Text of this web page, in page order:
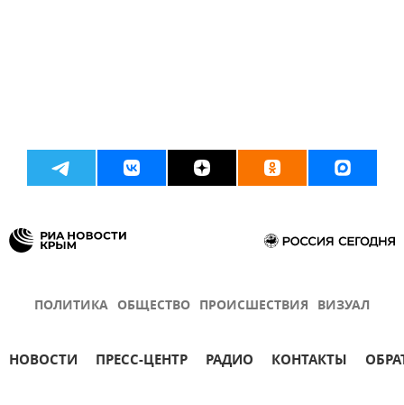
ПОЛИТИКА ОБЩЕСТВО ПРОИСШЕСТВИЯ ВИЗУАЛ
НОВОСТИ ПРЕСС-ЦЕНТР РАДИО КОНТАКТЫ